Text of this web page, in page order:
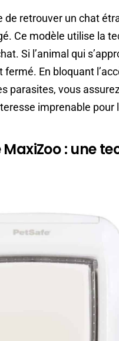
de retrouver un chat
Ce modèle utilise la
Si l’animal qui
En bloquant
parasites, vous
imprenable pour
: une